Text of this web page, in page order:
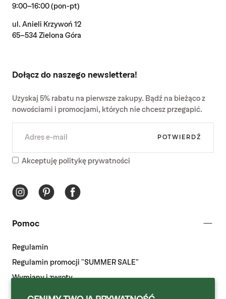
9:00-16:00 (pon-pt)
ul. Anieli Krzywoń 12
65-534 Zielona Góra
Dołącz do naszego newslettera!
Uzyskaj 5% rabatu na pierwsze zakupy. Bądź na bieżąco z
nowościami i promocjami, których nie chcesz przegapić.
MAIL
Akceptuję politykę prywatności
POTWIERDŹ
Pomoc
Regulamin
Regulamin promocji "SUMMER SALE"
Wymiany i zwroty